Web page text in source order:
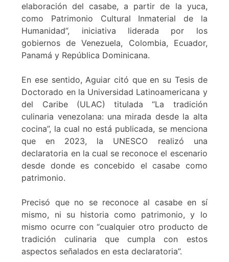
elaboración del casabe, a partir de la yuca,
como Patrimonio Cultural Inmaterial de la
Humanidad”, iniciativa liderada por los
gobiernos de Venezuela, Colombia, Ecuador,
Panamá y República Dominicana.
En ese sentido, Aguiar citó que en su Tesis de
Doctorado en la Universidad Latinoamericana y
del Caribe (ULAC) titulada “La tradición
culinaria venezolana: una mirada desde la alta
cocina”, la cual no está publicada, se menciona
que en 2023, la UNESCO realizó una
declaratoria en la cual se reconoce el escenario
desde donde es concebido el casabe como
patrimonio.
Precisó que no se reconoce al casabe en sí
mismo, ni su historia como patrimonio, y lo
mismo ocurre con “cualquier otro producto de
tradición culinaria que cumpla con estos
aspectos señalados en esta declaratoria”.